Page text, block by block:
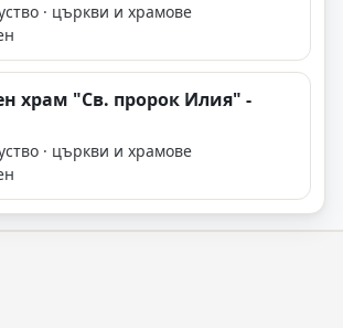
· църкви и храмове
храм "Св. пророк Илия" -
· църкви и храмове